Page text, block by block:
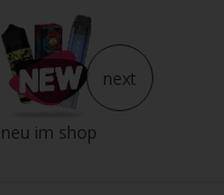
neu im shop
next